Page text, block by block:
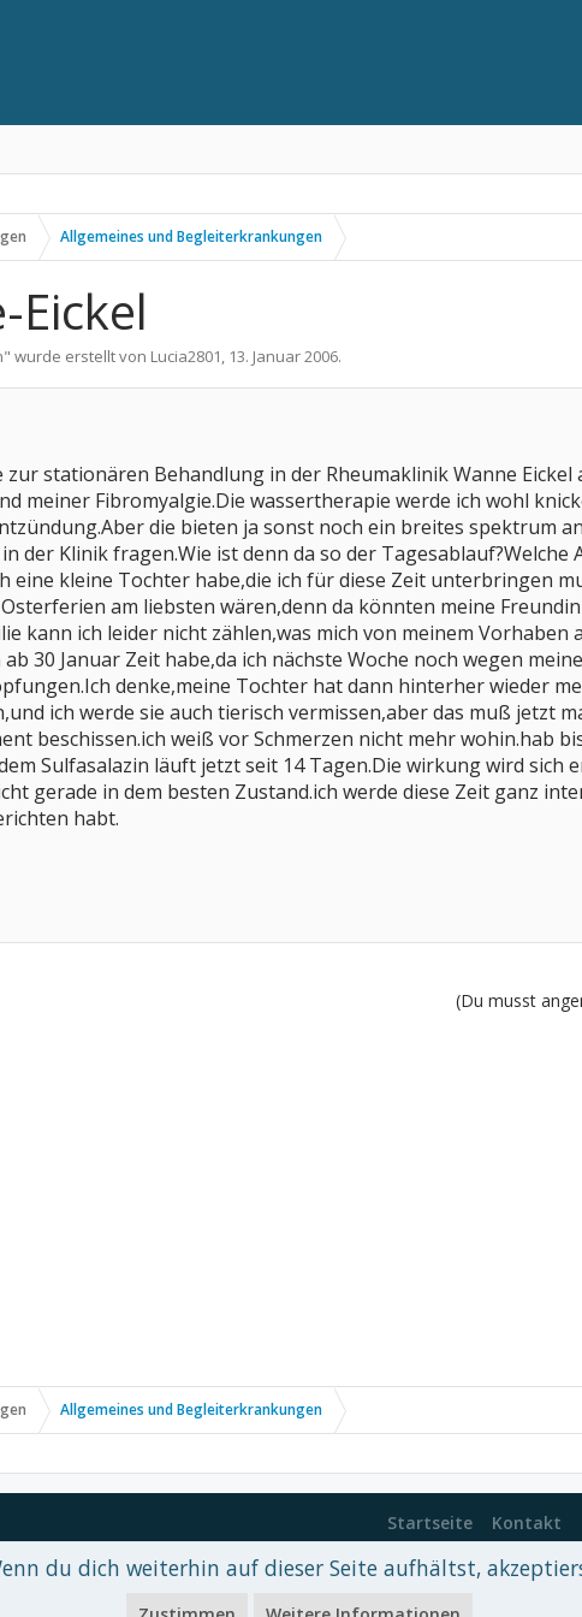
Allgemeines und Begleiterkrankungen
Eickel
" wurde erstellt von Lucia2801, 13. Januar 2006.
zur stationären Behandlung in der Rheumaklinik Wanne
meiner Fibromyalgie.Die wassertherapie werde ich wohl
die bieten ja sonst noch ein breites spektrum
der Klinik fragen.Wie ist denn da so der
eine kleine Tochter habe,die ich für diese Zeit unterbringen
am liebsten wären,denn da könnten meine
kann ich leider nicht zählen,was mich von meinem
30 Januar Zeit habe,da ich nächste Woche noch wegen
denke,meine Tochter hat dann hinterher wieder
ich werde sie auch tierisch vermissen,aber das muß jetzt
beschissen.ich weiß vor Schmerzen nicht mehr wohin.hab
Sulfasalazin läuft jetzt seit 14 Tagen.Die wirkung wird sich
gerade in dem besten Zustand.ich werde diese Zeit ganz
habt.
(Du musst
Allgemeines und Begleiterkrankungen
Startseite Kontakt
xenDach©2010-2017
du dich weiterhin auf dieser Seite aufhältst,